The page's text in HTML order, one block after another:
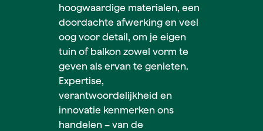
hoogwaardige materialen, een
doordachte afwerking en veel
oog voor detail, om je eigen
tuin of balkon zowel vorm te
geven als ervan te genieten.
Expertise,
verantwoordelijkheid en
innovatie kenmerken ons
handelen – van de